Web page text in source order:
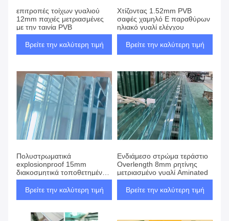
επιτροπές τοίχων γυαλιού
12mm παχιές μετριασμένες
με την ταινία PVB
Βρείτε την καλύτερη τιμή
Χτίζοντας 1.52mm PVB
σαφές χαμηλό Ε παραθύρων
ηλιακό γυαλί ελέγχου
Βρείτε την καλύτερη τιμή
Πολυστρωματικά
explosionproof 15mm
διακοσμητικά τοποθετημένα
σε στρώματα φύλλα γυαλιού
SGPΒρείτε την καλύτερη τιμή
Ενδιάμεσο στρώμα τεράστιο
Overlength 8mm ρητίνης
μετριασμένο γυαλί Aminated
Βρείτε την καλύτερη τιμή